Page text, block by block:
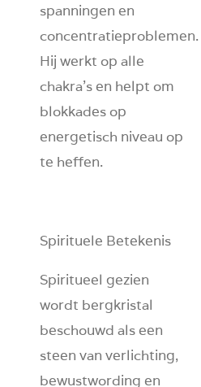
spanningen en
concentratieproblemen.
Hij werkt op alle
chakra’s en helpt om
blokkades op
energetisch niveau op
te heffen.
Spirituele Betekenis
Spiritueel gezien
wordt bergkristal
beschouwd als een
steen van verlichting,
bewustwording en